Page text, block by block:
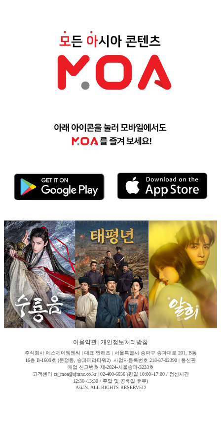
이용약관 개인정보처리방침
주식회사 에스제이엠엔씨 | 대표 안해조 | 서울특별시 송파구 송파대로 201, B동
16층 B-1609호 (문정동, 송파테라타워2) 사업자등록번호 218-87-02390 | 통신판
매업 신고번호 제-2024-서울송파-3233호
고객센터 cs_moa@sjmnc.co.kr | 02-400-6036 (평일 10:00~17:00 / 점심시간
12:30~13:30 / 주말 및 공휴일 휴무)
AsiaN. ALL RIGHTS RESERVED